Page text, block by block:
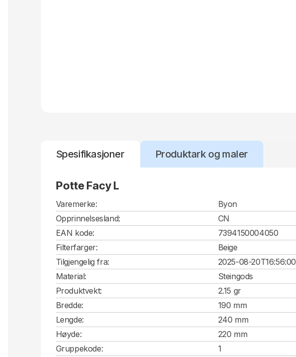
Spesifikasjoner Produktark og maler
Potte Facy L
Varemerke:
Byon
Opprinnelsesland:
CN
EAN kode:
7394150004050
Filterfarger:
Beige
Tilgjengelig fra:
2025-08-20T16:56:00
Material:
Steingods
Produktvekt:
2.15 gr
Bredde:
190 mm
Lengde:
240 mm
Høyde:
220 mm
Gruppekode:
1